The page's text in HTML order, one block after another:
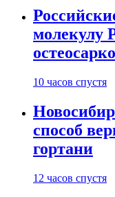
молекулу
10 часов спустя
способ
гортани
12 часов спустя